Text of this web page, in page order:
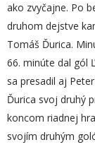
ako zvyčajne. Po
druhom dejstve
Tomáš Ďurica.
66. minúte dal gól
sa presadil aj
Ďurica svoj druhý
koncom riadnej
svojím druhým